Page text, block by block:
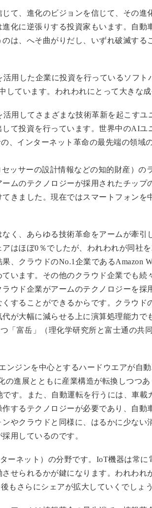
て、進化のビジョンを信じて、その進
化に逆張りする投資家もいます。自
は、へそ曲がりだし、いずれ破滅す
用した企業に投資を行っているソフ
しています。われわれにとって大きな
用してさまざまな技術革新を起こすユ
て投資を行っています。世界中のAI
、インターネット革命の最先端の領域
ッサーの設計情報などの知的財産）の
ムのテクノロジーが採用されたチップ
きました。現在ではスマートフォン
く、あらゆる技術革命をアームが牽引
はほぼ0％でしたが、われわれが同社
、クラウドのNo.1企業であるAmazon
います。その他のクラウド企業でも続
ウド企業がアームのテクノロジーを採
することができるからです。クラウド
が大幅に減らせる上に演算処理能力
「富岳」（理化学研究所と富士通の共
ンジンを中心とするハードウエアが自
進展とともに産業構造が転換しつつ
す。また、自動運転を行うには、車
するテクノロジーが必要であり、自動
やクラウドと同様に、はるかに少ない
用しているのです。
ーネット）の分野です。IoT機器は常
せられるかが鍵になります。われわれ
もさらにシェアが拡大していくでしょう